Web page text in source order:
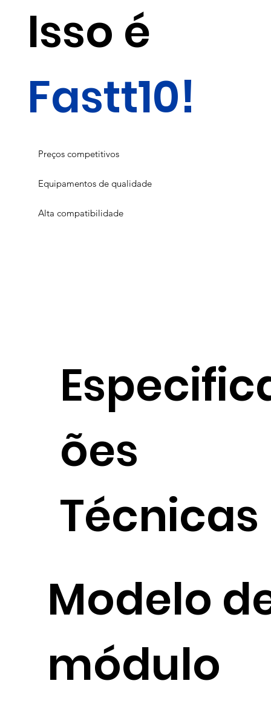
Modelo
módulo
ões
Técnicas
Isso é
Fastt10!
Preços competitivos
Equipamentos de qualidade
Alta compatibilidade